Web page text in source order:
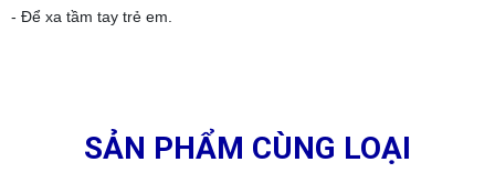
- Để xa tầm tay trẻ em.
SẢN PHẨM CÙNG LOẠI